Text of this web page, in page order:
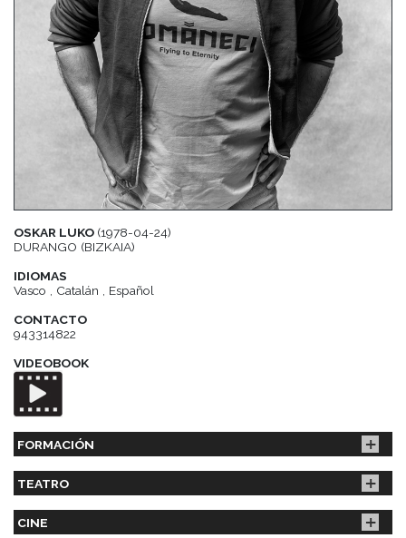
OSKAR LUKO (1978-04-24)
DURANGO (BIZKAIA)
IDIOMAS
Vasco , Catalán , Español
CONTACTO
943314822
VIDEOBOOK
FORMACIÓN
TEATRO
CINE